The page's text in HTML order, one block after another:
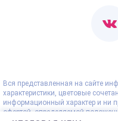
Вся представленная на сайте
характеристики, цветовые
информационный характер и ни
офертой, определяемой